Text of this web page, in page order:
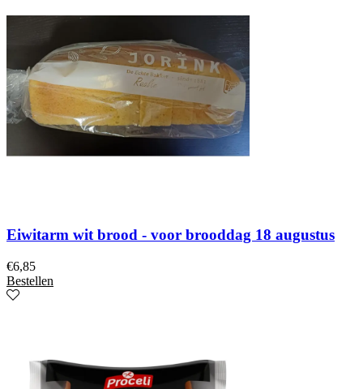
Eiwitarm wit brood - voor brooddag 18 augustus
€6,85
Bestellen